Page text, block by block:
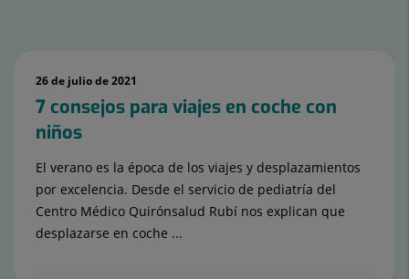
26 de julio de 2021
7 consejos para viajes en coche con
niños
El verano es la época de los viajes y desplazamientos
por excelencia. Desde el servicio de pediatría del
Centro Médico Quirónsalud Rubí nos explican que
desplazarse en coche ...